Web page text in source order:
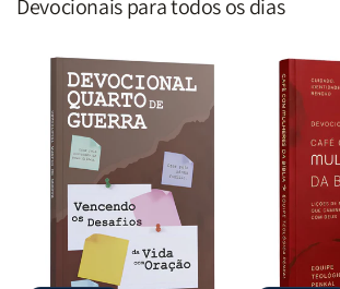
Devocionais para todos os dias